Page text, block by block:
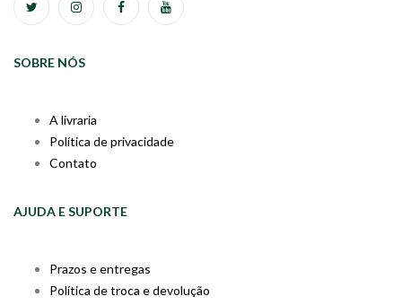
SOBRE NÓS
A livraria
Política de privacidade
Contato
AJUDA E SUPORTE
Prazos e entregas
Política de troca e devolução